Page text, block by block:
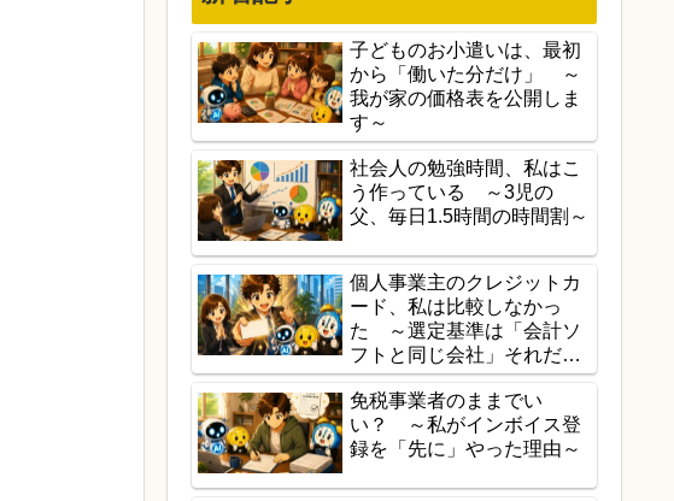
子どものお小遣いは、最初
から「働いた分だけ」 ～
我が家の価格表を公開しま
す～
社会人の勉強時間、私はこ
う作っている ～3児の
父、毎日1.5時間の時間割～
個人事業主のクレジットカ
ード、私は比較しなかっ
た ～選定基準は「会計ソ
フトと同じ会社」それだけ
～
免税事業者のままでい
い？ ～私がインボイス登
録を「先に」やった理由～